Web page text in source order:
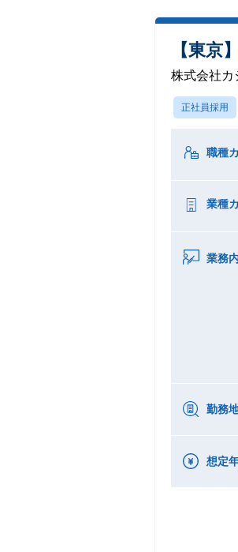
【東京
株式会社カ
正社員採用
職種
業種
業務
勤務
想定